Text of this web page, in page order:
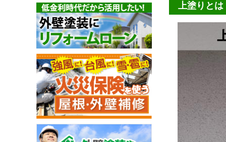
上塗りとは